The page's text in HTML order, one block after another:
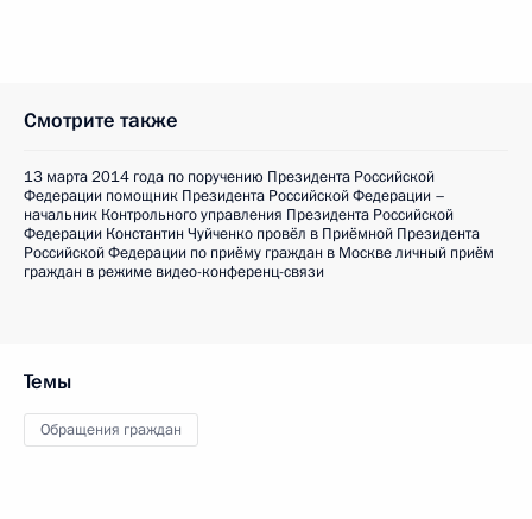
Смотрите также
13 марта 2014 года по поручению Президента Российской
Федерации помощник Президента Российской Федерации –
начальник Контрольного управления Президента Российской
Федерации Константин Чуйченко провёл в Приёмной Президента
Российской Федерации по приёму граждан в Москве личный приём
граждан в режиме видео-конференц-связи
Темы
Обращения граждан